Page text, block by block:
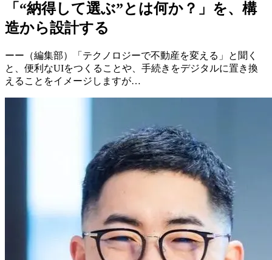
「“納得して選ぶ”とは何か？」を、構
造から設計する
ーー（編集部）「テクノロジーで不動産を変える」と聞く
と、便利なUIをつくることや、手続きをデジタルに置き換
えることをイメージしますが…